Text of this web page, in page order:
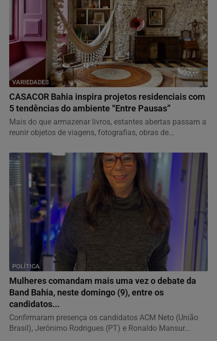
VARIEDADES
CASACOR Bahia inspira projetos residenciais com
5 tendências do ambiente “Entre Pausas”
Mais do que armazenar livros, estantes abertas passam a
reunir objetos de viagens, fotografias, obras de...
POLÍTICA
Mulheres comandam mais uma vez o debate da
Band Bahia, neste domingo (9), entre os
candidatos...
Confirmaram presença os candidatos ACM Neto (União
Brasil), Jerônimo Rodrigues (PT) e Ronaldo Mansur...